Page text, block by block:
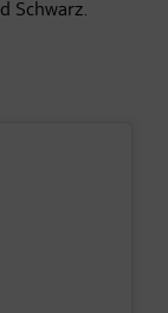
Schwarz.